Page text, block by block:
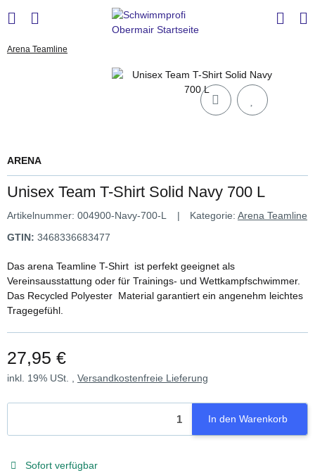
Arena Teamline
ARENA
Unisex Team T-Shirt Solid Navy 700 L
Artikelnummer: 004900-Navy-700-L Kategorie: Arena Teamline
GTIN: 3468336683477
Das arena Teamline T-Shirt ist perfekt geeignet als
Vereinsausstattung oder für Trainings- und Wettkampfschwimmer.
Das Recycled Polyester Material garantiert ein angenehm leichtes
Tragegefühl.
27,95 €
inkl. 19% USt. , Versandkostenfreie Lieferung
In den Warenkorb
Sofort verfügbar